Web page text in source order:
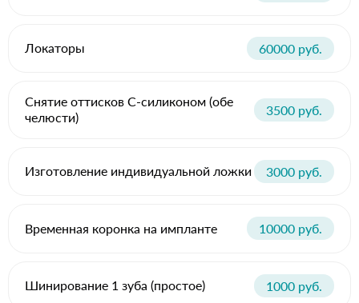
Локаторы 60000 руб.
Снятие оттисков C-силиконом (обе
челюсти)
3500 руб.
Изготовление индивидуальной ложки 3000 руб.
Временная коронка на импланте 10000 руб.
Шинирование 1 зуба (простое) 1000 руб.